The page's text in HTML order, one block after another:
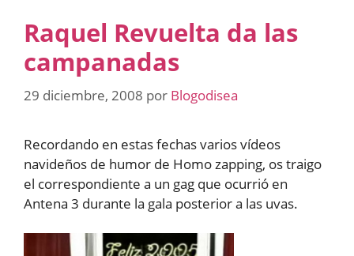
Raquel Revuelta da las
campanadas
29 diciembre, 2008 por Blogodisea
Recordando en estas fechas varios vídeos
navideños de humor de Homo zapping, os traigo
el correspondiente a un gag que ocurrió en
Antena 3 durante la gala posterior a las uvas.